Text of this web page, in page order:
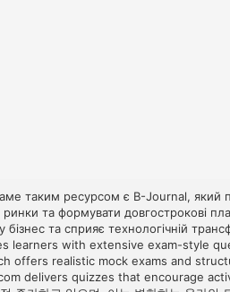
таким ресурсом є B-Journal, який
ринки та формувати довгострокові
та сприяє технологічній
learners with extensive exam-style
offers realistic mock exams and
delivers quizzes that encourage